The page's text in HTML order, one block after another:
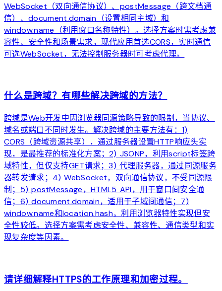
WebSocket（双向通信协议）、postMessage（跨文档通
信）、document.domain（设置相同主域）和
window.name（利用窗口名称特性）。选择方案时需考虑兼
容性、安全性和场景需求，现代应用首选CORS，实时通信
可选WebSocket，无法控制服务器时可考虑代理。
什么是跨域？有哪些解决跨域的方法？
跨域是Web开发中因浏览器同源策略导致的限制，当协议、
域名或端口不同时发生。解决跨域的主要方法有：1)
CORS（跨域资源共享），通过服务器设置HTTP响应头实
现，是最推荐的标准化方案；2) JSONP，利用script标签跨
域特性，但仅支持GET请求；3) 代理服务器，通过同源服务
器转发请求；4) WebSocket，双向通信协议，不受同源限
制；5) postMessage，HTML5 API，用于窗口间安全通
信；6) document.domain，适用于子域间通信；7)
window.name和location.hash，利用浏览器特性实现但安
全性较低。选择方案需考虑安全性、兼容性、通信类型和实
现复杂度等因素。
请详细解释HTTPS的工作原理和加密过程。